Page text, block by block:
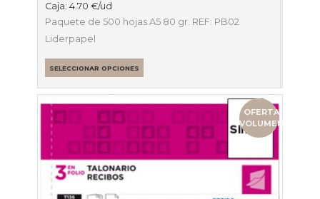
Caja:4.70€/ud
Paquete de 500 hojas A5 80 gr. REF: PB02
Liderpapel
SELECCIONAR OPCIONES
OFERTA
VOLUMEN